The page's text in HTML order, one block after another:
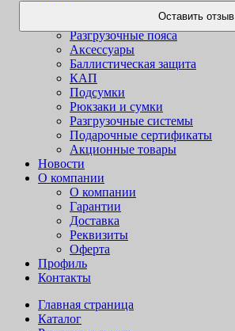
Разгрузочные пояса
Аксессуары
Баллистическая защита
КАП
Подсумки
Рюкзаки и сумки
Разгрузочные системы
Подарочные сертификаты
Акционные товары
Новости
О компании
О компании
Гарантии
Доставка
Реквизиты
Оферта
Профиль
Контакты
Главная страница
Каталог
Оставить отзыв